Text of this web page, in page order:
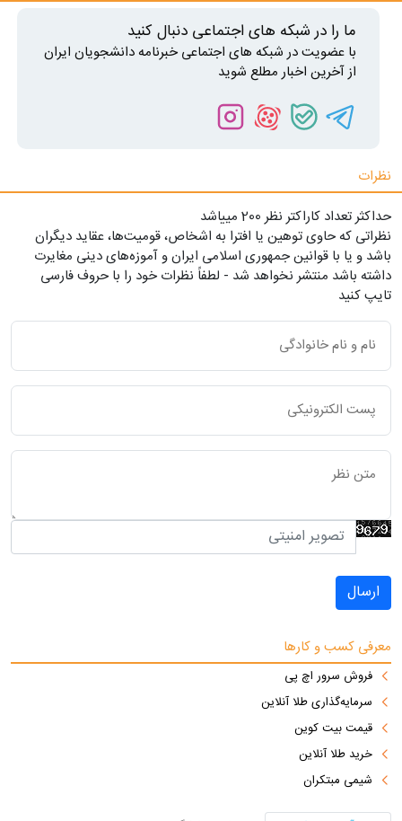
ما را در شبکه های اجتماعی دنبال کنید
با عضویت در شبکه های اجتماعی خبرنامه دانشجویان ایران
از آخرین اخبار مطلع شوید
نظرات
حداکثر تعداد کاراکتر نظر 200 ميياشد
نظراتی که حاوی توهین یا افترا به اشخاص، قومیت‌ها، عقاید دیگران
باشد و یا با قوانین جمهوری اسلامی ایران و آموزه‌های دینی مغایرت
داشته باشد منتشر نخواهد شد - لطفاً نظرات خود را با حروف فارسی
تایپ کنید
ارسال
معرفی کسب و کارها
فروش سرور اچ پی
سرمایه‌گذاری طلا آنلاین
قیمت بیت کوین
خرید طلا آنلاین
شیمی مبتکران